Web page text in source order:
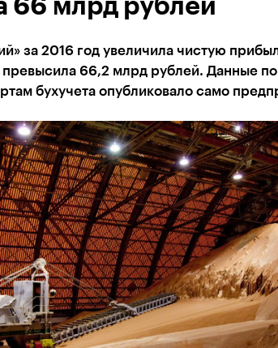
66 млрд рублей
за 2016 год увеличила чистую
превысила 66,2 млрд рублей. Данные по
бухучета опубликовало само